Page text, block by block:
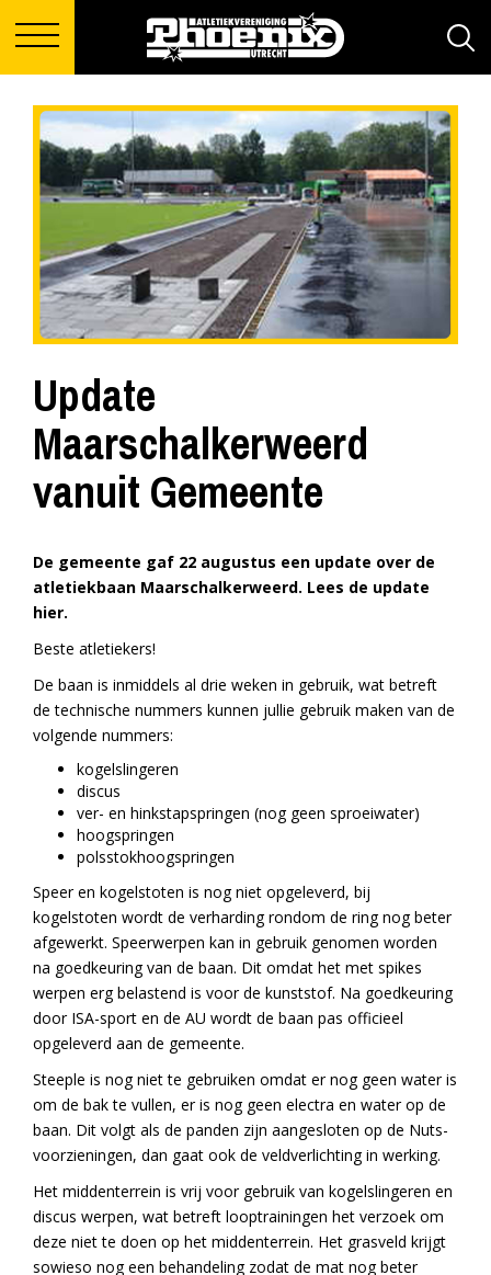
Update
Maarschalkerweerd
vanuit Gemeente
De gemeente gaf 22 augustus een update over de
atletiekbaan Maarschalkerweerd. Lees de update
hier.
Beste atletiekers!
De baan is inmiddels al drie weken in gebruik, wat betreft
de technische nummers kunnen jullie gebruik maken van de
volgende nummers:
kogelslingeren
discus
ver- en hinkstapspringen (nog geen sproeiwater)
hoogspringen
polsstokhoogspringen
Speer en kogelstoten is nog niet opgeleverd, bij
kogelstoten wordt de verharding rondom de ring nog beter
afgewerkt. Speerwerpen kan in gebruik genomen worden
na goedkeuring van de baan. Dit omdat het met spikes
werpen erg belastend is voor de kunststof. Na goedkeuring
door ISA-sport en de AU wordt de baan pas officieel
opgeleverd aan de gemeente.
Steeple is nog niet te gebruiken omdat er nog geen water is
om de bak te vullen, er is nog geen electra en water op de
baan. Dit volgt als de panden zijn aangesloten op de Nuts-
voorzieningen, dan gaat ook de veldverlichting in werking.
Het middenterrein is vrij voor gebruik van kogelslingeren en
discus werpen, wat betreft looptrainingen het verzoek om
deze niet te doen op het middenterrein. Het grasveld krijgt
sowieso nog een behandeling zodat de mat nog beter